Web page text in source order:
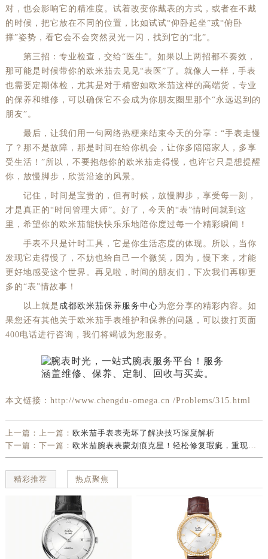
对，也会影响它的精准度。试着改变你戴表的方式，或者在不戴
的时候，把它放在不同的位置，比如试试“仰卧起坐”或“俯卧
撑”姿势，看它会不会突然灵光一闪，找到它的“北”。
第三招：专业检查，交给“医生”。如果以上两招都不奏效，
那可能是时候带你的欧米茄去见见“表医”了。就像人一样，手表
也需要定期体检，尤其是对于精密如欧米茄这样的高端货，专业
的保养和维修，可以确保它不会成为你朋友圈里那个“永远迟到的
朋友”。
最后，让我们用一句网络热梗来结束今天的分享：“手表走慢
了？那不是故障，那是时间在给你机会，让你多陪陪家人，多享
受生活！”所以，不要抱怨你的欧米茄走得慢，也许它只是想提醒
你，放慢脚步，欣赏沿途的风景。
记住，时间是宝贵的，但有时候，放慢脚步，享受每一刻，
才是真正的“时间管理大师”。好了，今天的“表”情时间就到这
里，希望你的欧米茄能快快乐乐地陪你度过每一个精彩瞬间！
手表不只是计时工具，它是你生活态度的体现。所以，当你
发现它走得慢了，不妨也给自己一个微笑，因为，慢下来，才能
更好地感受这个世界。再见啦，时间的朋友们，下次我们再聊更
多的“表”情故事！
以上就是 成都欧米茄保养服务中心为您分享的精彩内容。如
果您还有其他关于欧米茄手表维护和保养的问题，可以拨打页面
400电话进行咨询，我们将竭诚为您服务。
本文链接：http://www.chengdu-omega.cn /Problems/315.html
上一篇：上一篇： 欧米茄手表表壳坏了解决技巧深度解析
下一篇：下一篇： 欧米茄腕表表蒙划痕克星！轻松修复瑕疵，重现奢华光彩
精彩推荐 热点聚焦